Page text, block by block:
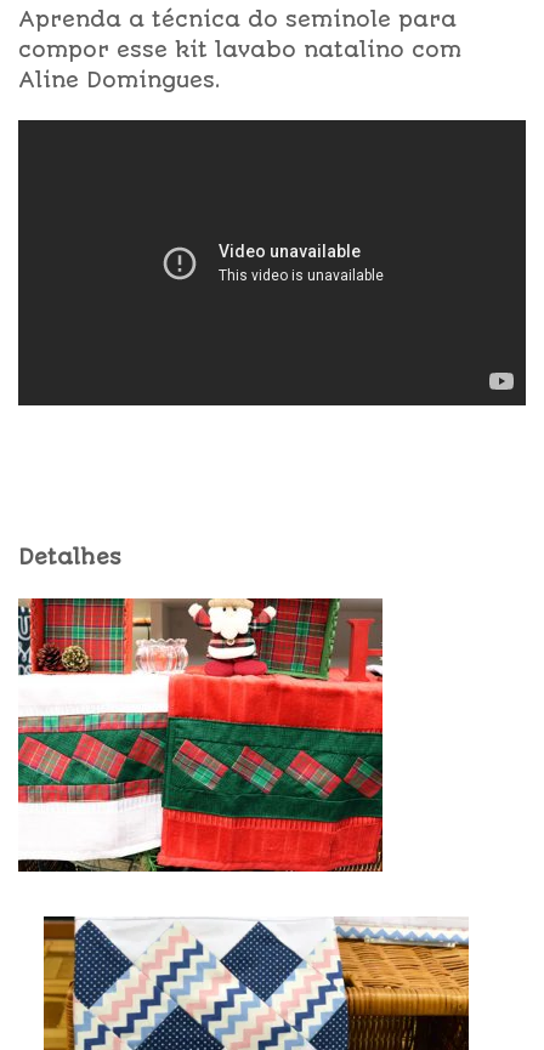
Aprenda a técnica do seminole para
compor esse kit lavabo natalino com
Aline Domingues.
Detalhes